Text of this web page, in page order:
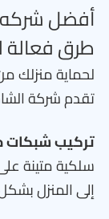
أفضل
طرق فعالة
لحماية منزلك
تقدم شركة
تركيب شبكات
سلكية متينة
إلى المنزل